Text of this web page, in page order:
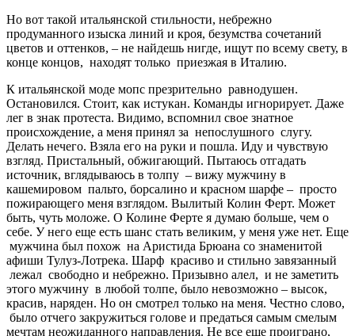
Но вот такой итальянской стильности, небрежно
продуманного изыска линий и кроя, безумства сочетаний
цветов и оттенков, – не найдешь нигде, ищут по всему свету, в
конце концов, находят только приезжая в Италию.
К итальянской моде мопс презрительно равнодушен.
Остановился. Стоит, как истукан. Команды игнорирует. Даже
лег в знак протеста. Видимо, вспомнил свое знатное
происхождение, а меня принял за непослушного слугу.
Делать нечего. Взяла его на руки и пошла. Иду и чувствую
взгляд. Пристальный, обжигающий. Пытаюсь отгадать
источник, вглядываюсь в толпу – вижу мужчину в
кашемировом пальто, борсалино и красном шарфе – просто
пожирающего меня взглядом. Вылитый Колин Ферт. Может
быть, чуть моложе. О Колине Ферте я думаю больше, чем о
себе. У него еще есть шанс стать великим, у меня уже нет. Еще
мужчина был похож на Аристида Брюана со знаменитой
афиши Тулуз-Лотрека. Шарф красиво и стильно завязанный
лежал свободно и небрежно. Призывно алел, и не заметить
этого мужчину в любой толпе, было невозможно – высок,
красив, наряден. Но он смотрел только на меня. Честно слово,
было отчего закружиться голове и предаться самым смелым
мечтам неожиданного направления. Не все еще проиграно,